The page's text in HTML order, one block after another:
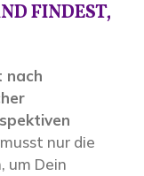
FINDEST,
nach
nur die
um Dein